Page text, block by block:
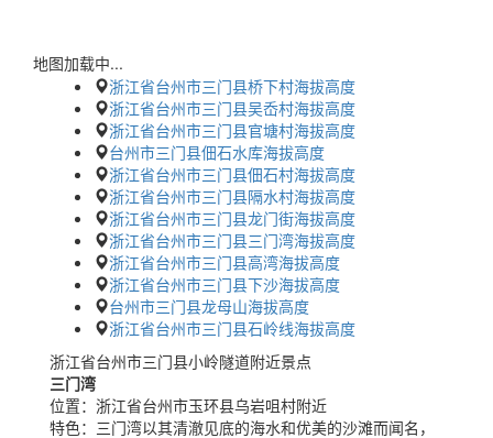
地图加载中...
浙江省台州市三门县桥下村海拔高度
浙江省台州市三门县吴岙村海拔高度
浙江省台州市三门县官塘村海拔高度
台州市三门县佃石水库海拔高度
浙江省台州市三门县佃石村海拔高度
浙江省台州市三门县隔水村海拔高度
浙江省台州市三门县龙门街海拔高度
浙江省台州市三门县三门湾海拔高度
浙江省台州市三门县高湾海拔高度
浙江省台州市三门县下沙海拔高度
台州市三门县龙母山海拔高度
浙江省台州市三门县石岭线海拔高度
浙江省台州市三门县小岭隧道附近景点
三门湾
位置： 浙江省台州市玉环县乌岩咀村附近
特色： 三门湾以其清澈见底的海水和优美的沙滩而闻名，